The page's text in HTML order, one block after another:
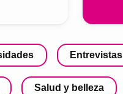
Entrevistas
Salud y belleza